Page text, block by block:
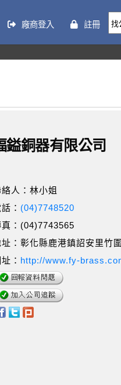
廠商登入 註冊
鎰銅器有限公司
人：林小姐
： (04)7748520
真：(04)7743565
址：彰化縣鹿港鎮詔安里竹
： http://www.fy-